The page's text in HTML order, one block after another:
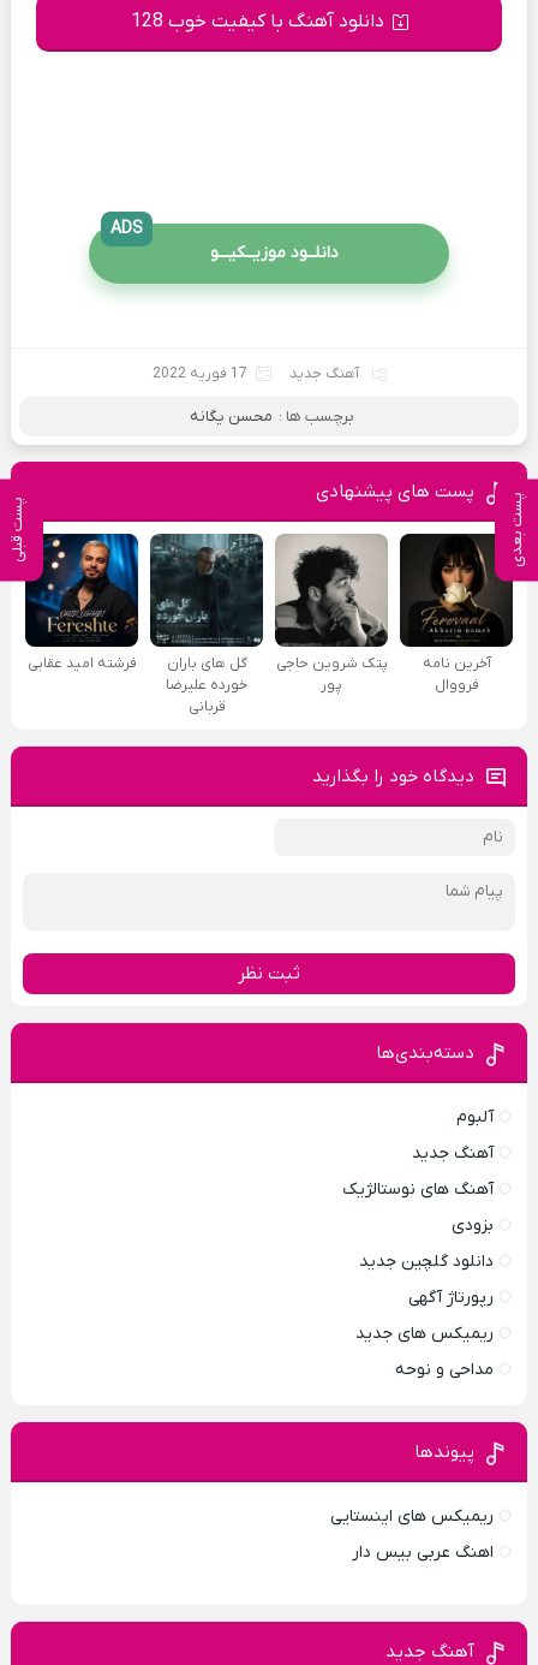
پست بعدی پست قبلی
دانلود آهنگ با کیفیت خوب 128
دانلــود موزیــکیـــو
ADS
آهنگ جدید 17 فوریه 2022
برچسب ها : محسن یگانه
پست های پیشنهادی
آخرین نامه
فرووال
پتک شروین حاجی
پور
گل های باران
خورده علیرضا
قربانی
فرشته امید عقابی
دیدگاه خود را بگذارید
ثبت نظر
دسته‌بندی‌ها
آلبوم
آهنگ جدید
آهنگ های نوستالژیک
بزودی
دانلود گلچین جدید
رپورتاژ آگهی
ریمیکس های جدید
مداحی و نوحه
پیوندها
ریمیکس های اینستایی
اهنگ عربی بیس دار
آهنگ جدید